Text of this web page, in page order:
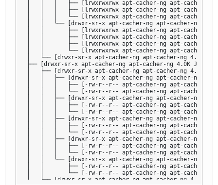
│   │   │   ├── [lrwxrwxrwx apt-cacher-ng apt-cacher-
│   │   │   ├── [lrwxrwxrwx apt-cacher-ng apt-cacher-
│   │   │   └── [lrwxrwxrwx apt-cacher-ng apt-cacher-
│   │   └── [drwxr-sr-x apt-cacher-ng apt-cacher-ng
│   │       ├── [lrwxrwxrwx apt-cacher-ng apt-cacher-
│   │       ├── [lrwxrwxrwx apt-cacher-ng apt-cacher-
│   │       ├── [lrwxrwxrwx apt-cacher-ng apt-cacher-
│   │       └── [lrwxrwxrwx apt-cacher-ng apt-cacher-
│   └── [drwxr-sr-x apt-cacher-ng apt-cacher-ng 4.0K
├── [drwxr-sr-x apt-cacher-ng apt-cacher-ng 4.0K Jun  8
│   ├── [drwxr-sr-x apt-cacher-ng apt-cacher-ng 4.0K
│   │   ├── [drwxr-sr-x apt-cacher-ng apt-cacher-ng
│   │   │   ├── [-rw-r--r-- apt-cacher-ng apt-cacher-
│   │   │   └── [-rw-r--r-- apt-cacher-ng apt-cacher-
│   │   ├── [drwxr-sr-x apt-cacher-ng apt-cacher-ng
│   │   │   ├── [-rw-r--r-- apt-cacher-ng apt-cacher-
│   │   │   └── [-rw-r--r-- apt-cacher-ng apt-cacher-
│   │   ├── [drwxr-sr-x apt-cacher-ng apt-cacher-ng
│   │   │   ├── [-rw-r--r-- apt-cacher-ng apt-cacher-
│   │   │   └── [-rw-r--r-- apt-cacher-ng apt-cacher-
│   │   ├── [drwxr-sr-x apt-cacher-ng apt-cacher-ng
│   │   │   ├── [-rw-r--r-- apt-cacher-ng apt-cacher-
│   │   │   └── [-rw-r--r-- apt-cacher-ng apt-cacher-
│   │   └── [drwxr-sr-x apt-cacher-ng apt-cacher-ng
│   │       ├── [-rw-r--r-- apt-cacher-ng apt-cacher-ng
│   │       └── [-rw-r--r-- apt-cacher-ng apt-cacher-ng
│   └── [drwxr-sr-x apt-cacher-ng apt-cacher-ng 4.0K